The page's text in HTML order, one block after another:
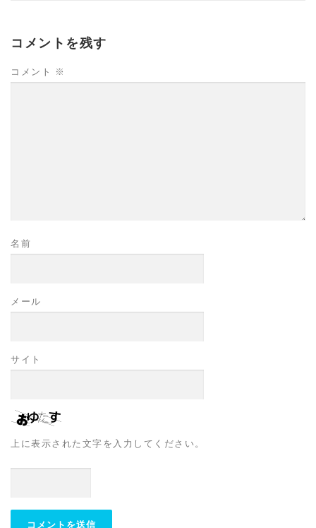
コメントを残す
コメント ※
名前
メール
サイト
上に表示された文字を入力してください。